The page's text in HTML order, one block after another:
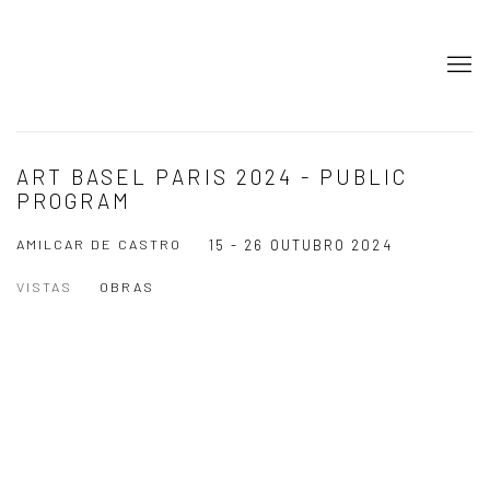
ART BASEL PARIS 2024 - PUBLIC
PROGRAM
AMILCAR DE CASTRO 15 - 26 OUTUBRO 2024
VISTAS OBRAS